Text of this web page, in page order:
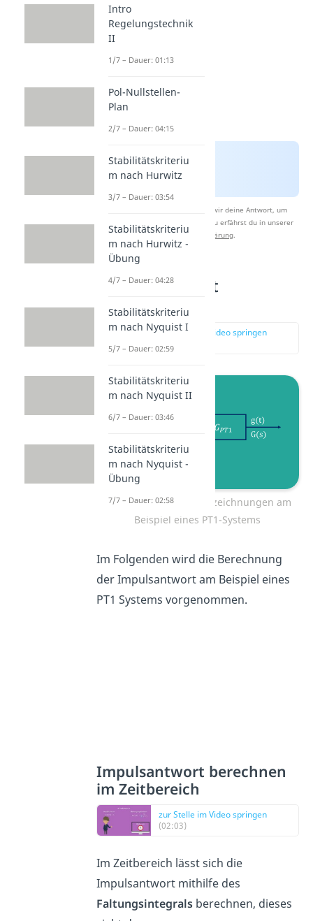
Nach Beantwortung speichern wir deine Antwort, um
Studyflix zu verbessern. Mehr dazu erfährst du in unserer
Datenschutzerklärung.
Impulsantwort
bestimmen
zur Stelle im Video springen
(01:20)
Übersicht der Signalbezeichnungen am
Beispiel eines PT1-Systems
Im Folgenden wird die Berechnung
der Impulsantwort am Beispiel eines
PT1 Systems vorgenommen.
Impulsantwort berechnen
im Zeitbereich
zur Stelle im Video springen
(02:03)
Im Zeitbereich lässt sich die
Impulsantwort mithilfe des
Faltungsintegralsberechnen, dieses
Intro
Regelungstechnik
II
1/7 – Dauer: 01:13
Pol-Nullstellen-
Plan
2/7 – Dauer: 04:15
Stabilitätskriteriu
m nach Hurwitz
3/7 – Dauer: 03:54
Stabilitätskriteriu
m nach Hurwitz -
Übung
4/7 – Dauer: 04:28
Stabilitätskriteriu
m nach Nyquist I
5/7 – Dauer: 02:59
Stabilitätskriteriu
m nach Nyquist II
6/7 – Dauer: 03:46
Stabilitätskriteriu
m nach Nyquist -
Übung
7/7 – Dauer: 02:58